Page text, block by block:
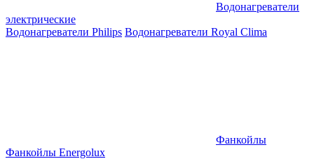
Водонагреватели
электрические
Водонагреватели Philips Водонагреватели Royal Clima
Фанкойлы
Фанкойлы Energolux